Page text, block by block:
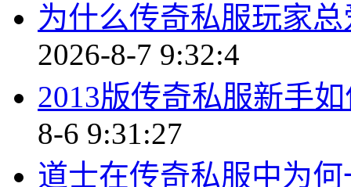
为什么传奇私服玩家
2026-8-7 9:32:4
2013版传奇私服新手
8-6 9:31:27
道士在传奇私服中为